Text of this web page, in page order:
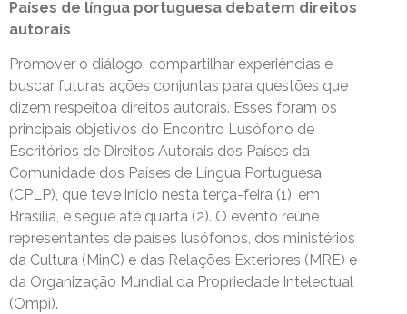
Países de língua portuguesa debatem direitos
autorais
Promover o diálogo, compartilhar experiências e
buscar futuras ações conjuntas para questões que
dizem respeitoa direitos autorais. Esses foram os
principais objetivos do Encontro Lusófono de
Escritórios de Direitos Autorais dos Países da
Comunidade dos Países de Língua Portuguesa
(CPLP), que teve início nesta terça-feira (1), em
Brasília, e segue até quarta (2). O evento reúne
representantes de países lusófonos, dos ministérios
da Cultura (MinC) e das Relações Exteriores (MRE) e
da Organização Mundial da Propriedade Intelectual
(Ompi).